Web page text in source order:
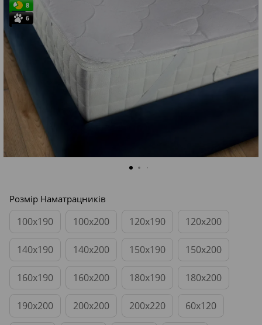
8
6
Розмір Наматрацників
100x190 100x200 120x190 120x200
140x190 140x200 150x190 150x200
160x190 160x200 180x190 180x200
190x200 200x200 200x220 60x120